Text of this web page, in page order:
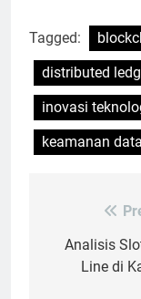
Tagged:
distributed
inovasi
keamanan data
Analisis
Line di